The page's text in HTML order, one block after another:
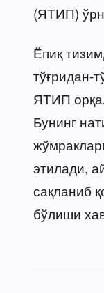
(ЯТИП)
Ёпиқ
тўғридан-
ЯТИП
Бунинг
этилади,
сақланиб
бўлиши